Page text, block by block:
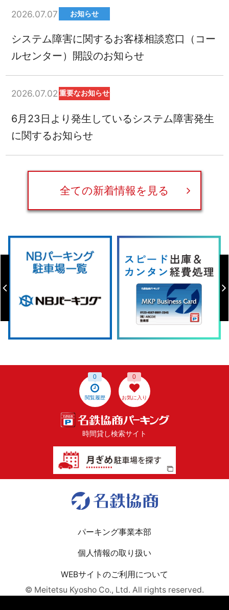
2026.07.07 お知らせ
システム障害に関するお客様相談窓口（コー
ルセンター）開設のお知らせ
2026.07.02 重要なお知らせ
6月23日より発生しているシステム障害発生
に関するお知らせ
全ての新着情報を見る
閲覧履歴
0
お気に入り
0
時間貸し検索サイト
パーキング事業本部
個人情報の取り扱い
WEBサイトのご利用について
© Meitetsu Kyosho Co., Ltd. All rights reserved.